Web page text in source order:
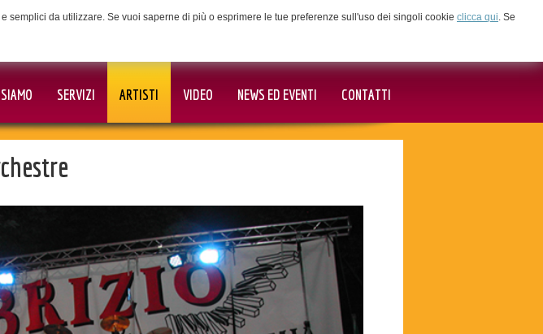
da utilizzare. Se vuoi saperne di più o esprimere le tue preferenze sull'uso dei singoli cookie clicca qui. Se
SERVIZI ARTISTI VIDEO NEWS ED EVENTI CONTATTI